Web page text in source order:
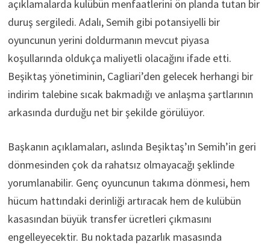
açıklamalarda kulübün menfaatlerini ön planda tutan bir
duruş sergiledi. Adalı, Semih gibi potansiyelli bir
oyuncunun yerini doldurmanın mevcut piyasa
koşullarında oldukça maliyetli olacağını ifade etti.
Beşiktaş yönetiminin, Cagliari’den gelecek herhangi bir
indirim talebine sıcak bakmadığı ve anlaşma şartlarının
arkasında durduğu net bir şekilde görülüyor.
Başkanın açıklamaları, aslında Beşiktaş’ın Semih’in geri
dönmesinden çok da rahatsız olmayacağı şeklinde
yorumlanabilir. Genç oyuncunun takıma dönmesi, hem
hücum hattındaki derinliği artıracak hem de kulübün
kasasından büyük transfer ücretleri çıkmasını
engelleyecektir. Bu noktada pazarlık masasında